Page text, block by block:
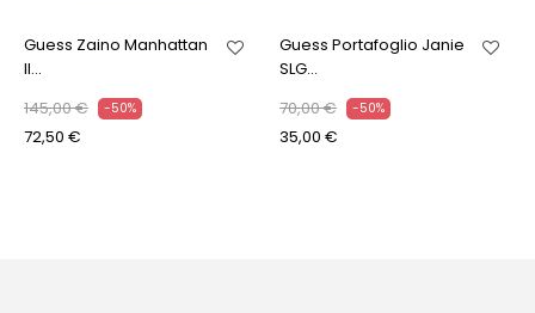
Guess Zaino Manhattan
II...
145,00 €
-50%
72,50 €
Guess Portafoglio Janie
SLG...
70,00 €
-50%
35,00 €